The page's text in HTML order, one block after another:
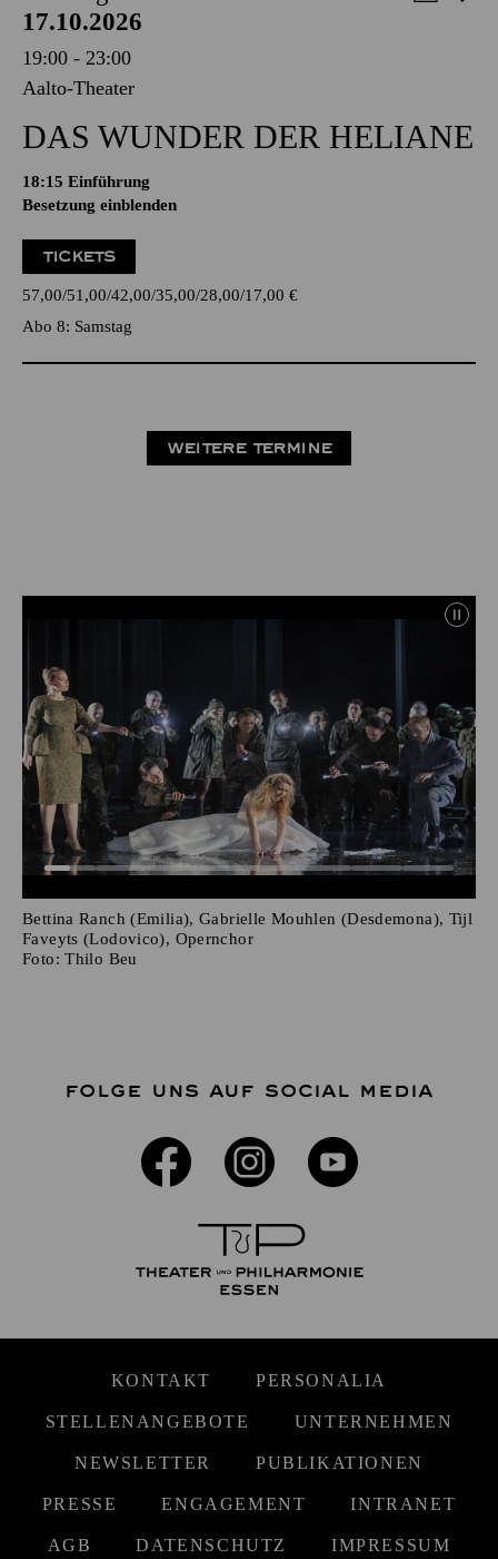
17.10.2026
19:00 - 23:00
Aalto-Theater
DAS WUNDER DER HELIANE
18:15 Einführung
Besetzung einblenden
TICKETS
57,00 51,00 42,00 35,00 28,00 17,00 €
Abo 8: Samstag
WEITERE TERMINE
Bettina Ranch (Emilia), Gabrielle Mouhlen (Desdemona), Tijl
Faveyts (Lodovico), Opernchor
Foto: Thilo Beu
FOLGE UNS AUF SOCIAL MEDIA
KONTAKT PERSONALIA
STELLENANGEBOTE UNTERNEHMEN
NEWSLETTER PUBLIKATIONEN
PRESSE ENGAGEMENT INTRANET
AGB DATENSCHUTZ IMPRESSUM